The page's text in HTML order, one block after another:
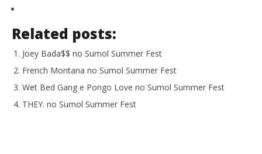
Related posts:
Joey Bada$$ no Sumol Summer Fest
French Montana no Sumol Summer Fest
Wet Bed Gang e Pongo Love no Sumol Summer Fest
THEY. no Sumol Summer Fest